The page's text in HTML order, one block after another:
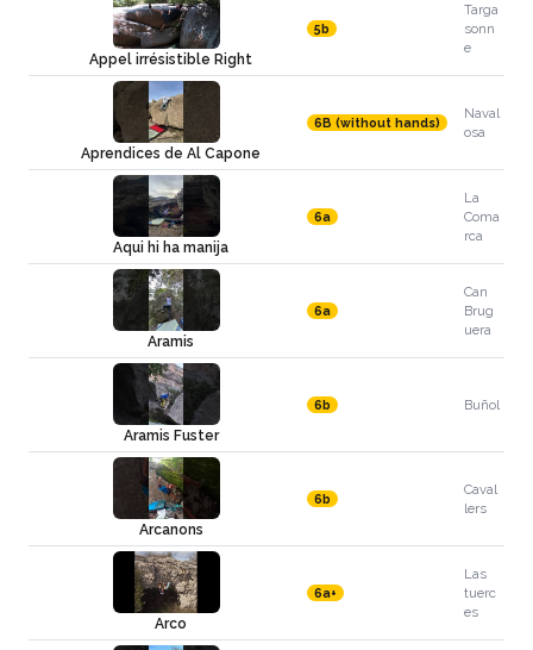
Appel irrésistible Right
5b
Targa
sonn
e
Aprendices de Al Capone
6B (without hands)
Naval
osa
Aqui hi ha manija
6a
La
Coma
rca
Aramis
6a
Can
Brug
uera
Aramis Fuster
6b Buñol
Arcanons
6b
Caval
lers
Arco
6a+
Las
tuerc
es